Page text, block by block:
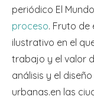
periódico El
proceso. Fruto de
ilustrativo en el
trabajo y el valor
análisis y el
urbanas.en las